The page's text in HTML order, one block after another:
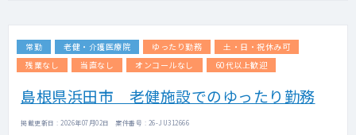
常勤 老健・介護医療院 ゆったり勤務
土・日・祝休み可
残業なし
当直なし オンコールなし 60代以上歓迎
島根県浜田市 老健施設でのゆったり勤務
掲載更新日 : 2026年07月02日 案件番号 : 26-JU312666